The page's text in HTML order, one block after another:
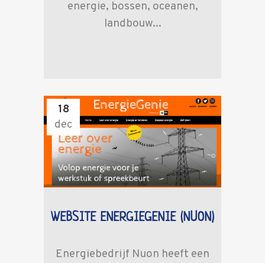
energie, bossen, oceanen,
landbouw...
18
dec
WEBSITE ENERGIEGENIE (NUON)
Energiebedrijf Nuon heeft een